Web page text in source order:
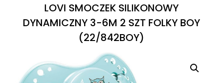
LOVI SMOCZEK SILIKONOWY
DYNAMICZNY 3-6M 2 SZT FOLKY BOY
(22/842BOY)